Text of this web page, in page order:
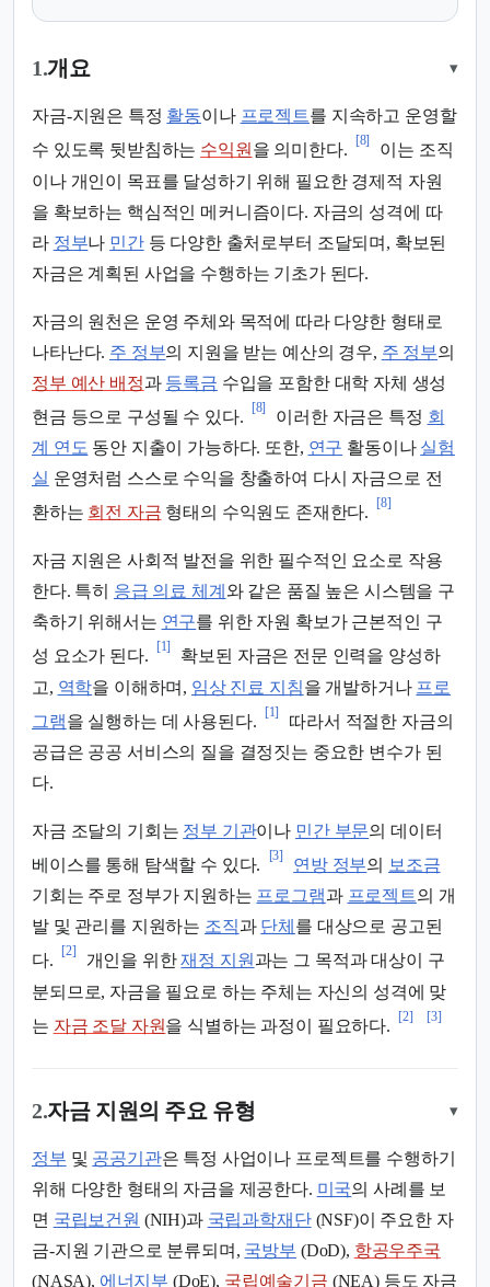
1.개요 ▾
자금-지원은 특정 활동이나 프로젝트를 지속하고 운영할
수 있도록 뒷받침하는 수익원을 의미한다.
[8]
이는 조직
이나 개인이 목표를 달성하기 위해 필요한 경제적 자원
을 확보하는 핵심적인 메커니즘이다. 자금의 성격에 따
라 정부나 민간등 다양한 출처로부터 조달되며, 확보된
자금은 계획된 사업을 수행하는 기초가 된다.
자금의 원천은 운영 주체와 목적에 따라 다양한 형태로
나타난다. 주 정부의 지원을 받는 예산의 경우, 주 정부의
정부 예산 배정과 등록금 수입을 포함한 대학 자체 생성
현금 등으로 구성될 수 있다.
[8]
이러한 자금은 특정 회
계 연도 동안 지출이 가능하다. 또한, 연구 활동이나 실험
실 운영처럼 스스로 수익을 창출하여 다시 자금으로 전
환하는 회전 자금 형태의 수익원도 존재한다.
[8]
자금 지원은 사회적 발전을 위한 필수적인 요소로 작용
한다. 특히 응급 의료 체계 와 같은 품질 높은 시스템을 구
축하기 위해서는 연구를 위한 자원 확보가 근본적인 구
성 요소가 된다.
[1]
확보된 자금은 전문 인력을 양성하
고, 역학을 이해하며, 임상 진료 지침을 개발하거나 프로
그램을 실행하는 데 사용된다.
[1]
따라서 적절한 자금의
공급은 공공 서비스의 질을 결정짓는 중요한 변수가 된
다.
자금 조달의 기회는 정부 기관이나 민간 부문의 데이터
베이스를 통해 탐색할 수 있다.
[3]
연방 정부의 보조금
기회는 주로 정부가 지원하는 프로그램과 프로젝트의 개
발 및 관리를 지원하는 조직과 단체 를 대상으로 공고된
다.
[2]
개인을 위한재정 지원과는 그 목적과 대상이 구
분되므로, 자금을 필요로 하는 주체는 자신의 성격에 맞
는 자금 조달 자원을 식별하는 과정이 필요하다.
[2] [3]
2.자금 지원의 주요 유형 ▾
정부 및 공공기관은 특정 사업이나 프로젝트를 수행하기
위해 다양한 형태의 자금을 제공한다. 미국의 사례를 보
면 국립보건원 (NIH)과 국립과학재단(NSF)이 주요한 자
금-지원 기관으로 분류되며, 국방부 (DoD), 항공우주국
(NASA), 에너지부 (DoE), 국립예술기금 (NEA) 등도 자금